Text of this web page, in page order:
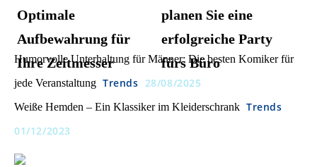
Optimale
Aufbewahrung für
Ihre Zeitmesser
planen Sie eine
erfolgreiche Party
fürs Büro
Humorvolle Unterhaltung für Männer: Die besten Komiker für
jede Veranstaltung Trends 28/08/2025
Weiße Hemden – Ein Klassiker im Kleiderschrank Trends
01/12/2023